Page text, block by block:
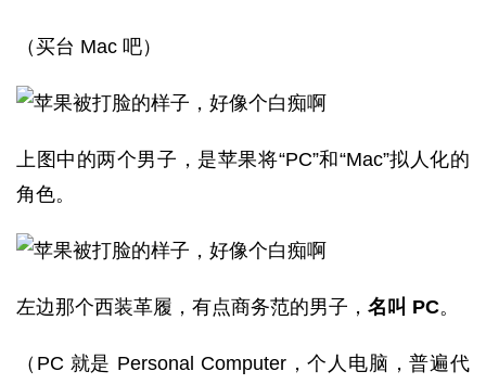
（买台 Mac 吧）
上图中的两个男子，是苹果将“PC”和“Mac”拟人化的
角色。
左边那个西装革履，有点商务范的男子， 名叫 PC。
（PC 就是 Personal Computer，个人电脑，普遍代